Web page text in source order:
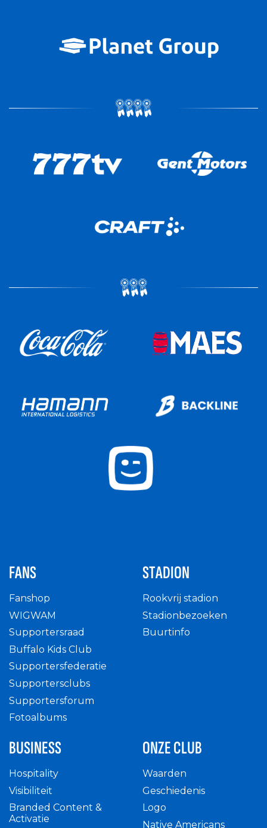
FANS
Fanshop
WIGWAM
Supportersraad
Buffalo Kids Club
Supportersfederatie
Supportersclubs
Supportersforum
Fotoalbums
STADION
Rookvrij stadion
Stadionbezoeken
Buurtinfo
BUSINESS
Hospitality
Visibiliteit
Branded Content &
Activatie
ONZE CLUB
Waarden
Geschiedenis
Logo
Native Americans